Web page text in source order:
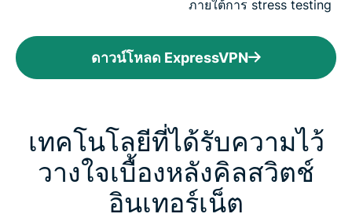
ภายใต้การ stress testing
ดาวน์โหลด ExpressVPN
เทคโนโลยีที่ได้รับความไว้
วางใจเบื้องหลังคิลสวิตช์
อินเทอร์เน็ต